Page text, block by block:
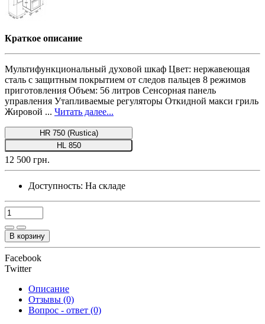
Краткое описание
Мультифункциональный духовой шкаф Цвет: нержавеющая
сталь с защитным покрытием от следов пальцев 8 режимов
приготовления Объем: 56 литров Cенсорная панель
управления Утапливаемые регуляторы Откидной макси гриль
Жировой ... Читать далее...
HR 750 (Rustica)
HL 850
12 500 грн.
Доступность: На складе
В корзину
Facebook
Twitter
Описание
Отзывы (0)
Вопрос - ответ (0)